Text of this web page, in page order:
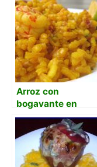
Arroz con
bogavante en
sartén de casa